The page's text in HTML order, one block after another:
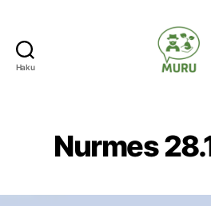
Haku
Nurmes